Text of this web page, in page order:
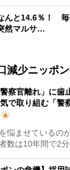
んと14.6％！
然マルサ…
減少ニッポン
警察官離れ」に
で取り組む「
悩ませているの
数は10年間で2